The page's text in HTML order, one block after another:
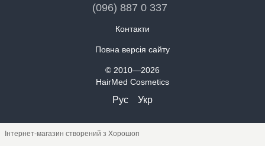
(096) 887 0 337
Контакти
Повна версія сайту
© 2010—2026
HairMed Cosmetics
Рус Укр
Інтернет-магазин створений з Хорошоп